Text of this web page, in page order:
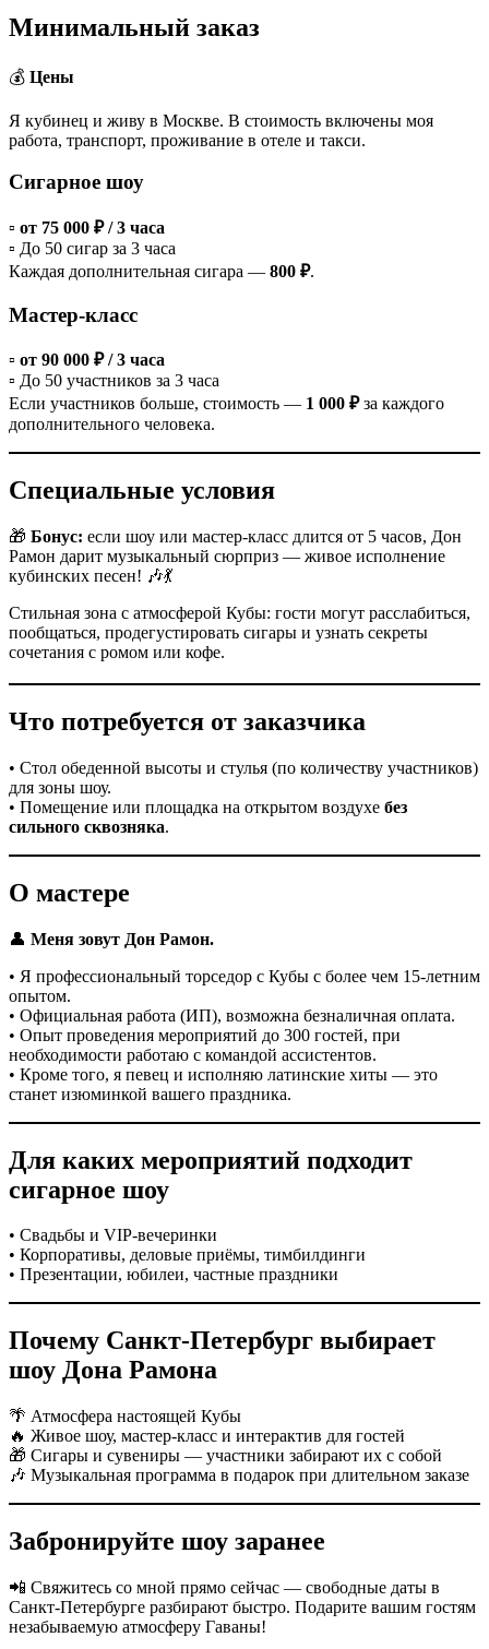
Минимальный заказ
💰 Цены
Я кубинец и живу в Москве. В стоимость включены моя
работа, транспорт, проживание в отеле и такси.
Сигарное шоу
▫️ от 75 000 ₽ / 3 часа
▫️ До 50 сигар за 3 часа
Каждая дополнительная сигара — 800 ₽.
Мастер-класс
▫️ от 90 000 ₽ / 3 часа
▫️ До 50 участников за 3 часа
Если участников больше, стоимость — 1 000 ₽за каждого
дополнительного человека.
Специальные условия
🎁 Бонус: если шоу или мастер-класс длится от 5 часов, Дон
Рамон дарит музыкальный сюрприз — живое исполнение
кубинских песен! 🎶💃
Стильная зона с атмосферой Кубы: гости могут расслабиться,
пообщаться, продегустировать сигары и узнать секреты
сочетания с ромом или кофе.
Что потребуется от заказчика
• Стол обеденной высоты и стулья (по количеству участников)
для зоны шоу.
• Помещение или площадка на открытом воздухе без
сильного сквозняка.
О мастере
👤 Меня зовут Дон Рамон.
• Я профессиональный торседор с Кубы с более чем 15-летним
опытом.
• Официальная работа (ИП), возможна безналичная оплата.
• Опыт проведения мероприятий до 300 гостей, при
необходимости работаю с командой ассистентов.
• Кроме того, я певец и исполняю латинские хиты — это
станет изюминкой вашего праздника.
Для каких мероприятий подходит
сигарное шоу
• Свадьбы и VIP-вечеринки
• Корпоративы, деловые приёмы, тимбилдинги
• Презентации, юбилеи, частные праздники
Почему Санкт-Петербург выбирает
шоу Дона Рамона
🌴 Атмосфера настоящей Кубы
🔥 Живое шоу, мастер-класс и интерактив для гостей
🎁 Сигары и сувениры — участники забирают их с собой
🎶 Музыкальная программа в подарок при длительном заказе
Забронируйте шоу заранее
📲 Свяжитесь со мной прямо сейчас — свободные даты в
Санкт-Петербурге разбирают быстро. Подарите вашим гостям
незабываемую атмосферу Гаваны!